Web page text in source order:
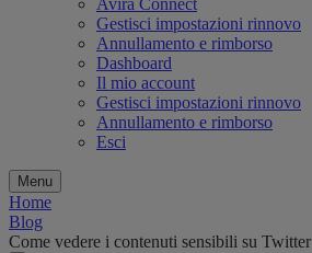
Avira Connect
Gestisci impostazioni rinnovo
Annullamento e rimborso
Dashboard
Il mio account
Gestisci impostazioni rinnovo
Annullamento e rimborso
Esci
Menu
Home
Blog
Come vedere i contenuti sensibili su Twitter